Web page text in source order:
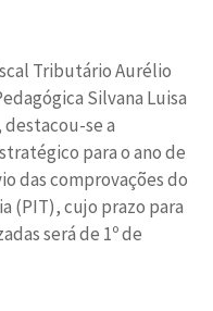
Tributário Aurélio
Silvana Luisa
se a
para o ano de
das comprovações do
(PIT), cujo prazo para
será de 1º de